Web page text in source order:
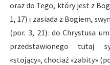
oraz do Tego, który jest z
1, 17) i zasiada z Bogiem,
(por. 3, 21): do Chrystusa
przedstawionego tutaj
«stojący», chociaż «zabity»